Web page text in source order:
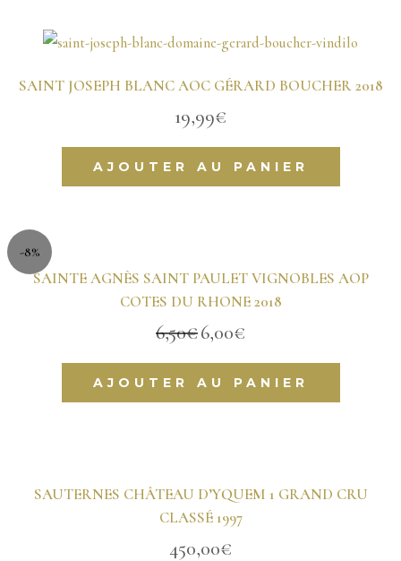
SAINT JOSEPH BLANC AOC GÉRARD BOUCHER 2018
19,99€
AJOUTER AU PANIER
-8%
SAINTE AGNÈS SAINT PAULET VIGNOBLES AOP
COTES DU RHONE 2018
6,50€ Le
était :
6,00€
est :
AJOUTER AU PANIER
SAUTERNES CHÂTEAU D’YQUEM 1 GRAND CRU
CLASSÉ 1997
450,00€